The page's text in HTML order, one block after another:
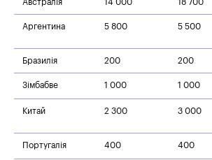
Австралія 14 000 18 700
Аргентина 5 800 5 500
Бразилія 200 200
Зімбабве 1 000 1 000
Китай 2 300 3 000
Португалія 400 400